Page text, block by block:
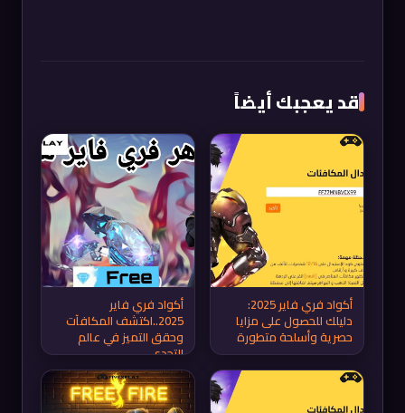
قد يعجبك أيضاً
أكواد فري فاير 2025:
دليلك للحصول على مزايا
حصرية وأسلحة متطورة
أكواد فري فاير
2025..اكتشف المكافآت
وحقق التميز في عالم
التحدي